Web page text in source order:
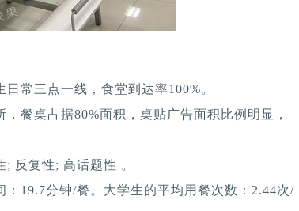
常三点一线，食堂到达率100%。
餐桌占据80%面积，桌贴广告面积比例明显，
反复性; 高话题性 。
19.7分钟/餐。大学生的平均用餐次数：2.44次/